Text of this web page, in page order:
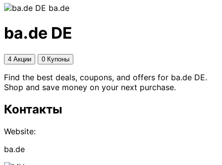
ba.de
ba.de DE
4 Акции 0 Купоны
Find the best deals, coupons, and offers for ba.de DE.
Shop and save money on your next purchase.
Контакты
Website:
ba.de